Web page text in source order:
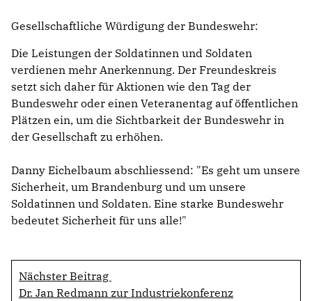
Gesellschaftliche Würdigung der Bundeswehr:
Die Leistungen der Soldatinnen und Soldaten
verdienen mehr Anerkennung. Der Freundeskreis
setzt sich daher für Aktionen wie den Tag der
Bundeswehr oder einen Veteranentag auf öffentlichen
Plätzen ein, um die Sichtbarkeit der Bundeswehr in
der Gesellschaft zu erhöhen.
Danny Eichelbaum abschliessend: "Es geht um unsere
Sicherheit, um Brandenburg und um unsere
Soldatinnen und Soldaten. Eine starke Bundeswehr
bedeutet Sicherheit für uns alle!"
Nächster Beitrag
Dr. Jan Redmann zur Industriekonferenz